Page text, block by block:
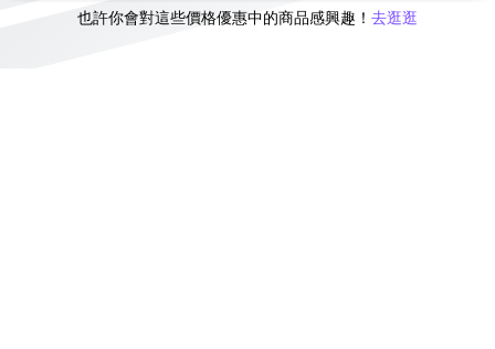
也許你會對這些價格優惠中的商品感興趣！ 去逛逛